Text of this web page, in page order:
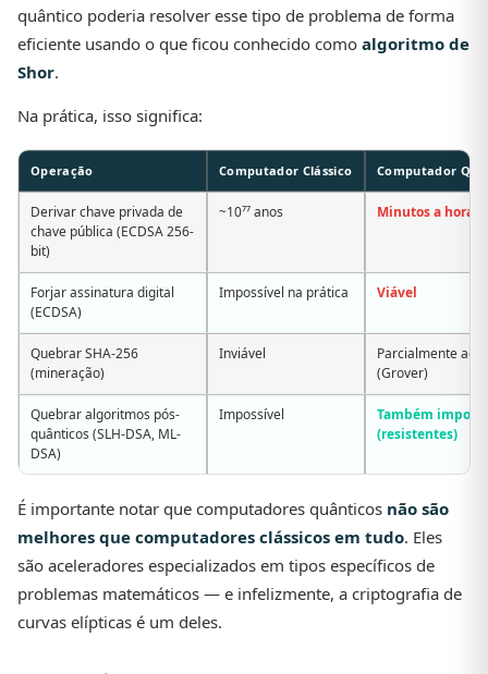
quântico poderia resolver esse tipo de problema de forma
eficiente usando o que ficou conhecido como algoritmo de
Shor.
Na prática, isso significa:
Operação Computador Clássico Computador
Derivar chave privada de
chave pública (ECDSA 256-
bit)
~10⁷⁷ anos Minutos a horas
Forjar assinatura digital
(ECDSA)
Impossível na prática Viável
Quebrar SHA-256
(mineração)
Inviável
Parcialmente
(Grover)
Quebrar algoritmos pós-
quânticos (SLH-DSA, ML-
DSA)
Impossível
Também
(resistentes)
É importante notar que computadores quânticos não são
melhores que computadores clássicos em tudo. Eles
são aceleradores especializados em tipos específicos de
problemas matemáticos — e infelizmente, a criptografia de
curvas elípticas é um deles.